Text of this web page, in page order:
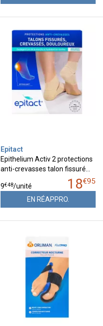
Epitact
Epithelium Activ 2 protections
anti-crevasses talon fissuré…
18€95
9€48/unité
EN RÉAPPRO.